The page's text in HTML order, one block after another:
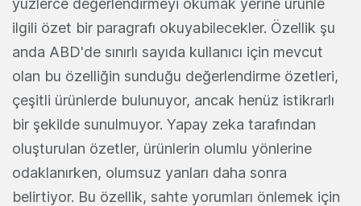
yüzlerce değerlendirmeyi okumak yerine ürünle
ilgili özet bir paragrafı okuyabilecekler. Özellik şu
anda ABD'de sınırlı sayıda kullanıcı için mevcut
olan bu özelliğin sunduğu değerlendirme özetleri,
çeşitli ürünlerde bulunuyor, ancak henüz istikrarlı
bir şekilde sunulmuyor. Yapay zeka tarafından
oluşturulan özetler, ürünlerin olumlu yönlerine
odaklanırken, olumsuz yanları daha sonra
belirtiyor. Bu özellik, sahte yorumları önlemek için